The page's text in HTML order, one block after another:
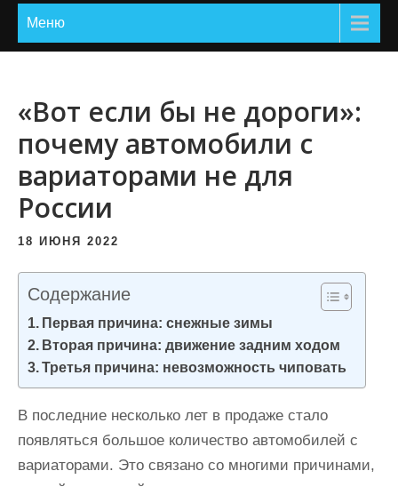
Меню
«Вот если бы не дороги»:
почему автомобили с
вариаторами не для
России
18 ИЮНЯ 2022
Содержание
Первая причина: снежные зимы
Вторая причина: движение задним ходом
Третья причина: невозможность чиповать
В последние несколько лет в продаже стало
появляться большое количество автомобилей с
вариаторами. Это связано со многими причинами,